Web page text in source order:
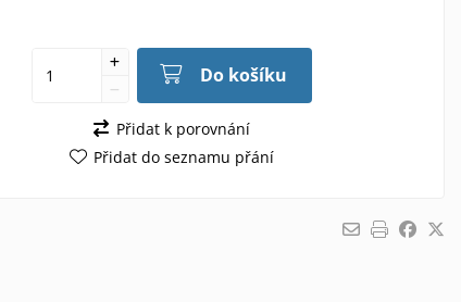
Do košíku
Přidat k porovnání
Přidat do seznamu přání